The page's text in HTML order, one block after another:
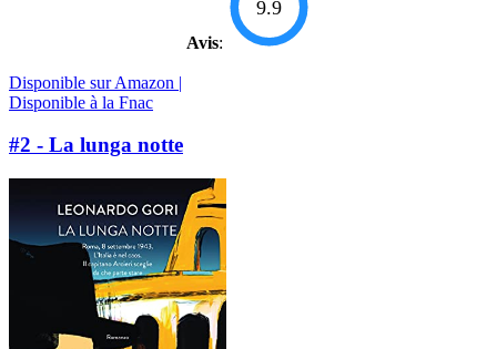
Avis:
9.9
Disponible sur Amazon |
Disponible à la Fnac
#2 - La lunga notte